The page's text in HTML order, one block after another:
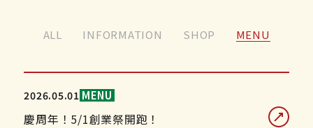
NEWS
PRIVACY POLICY
ALL INFORMATION SHOP MENU
2026.05.01 MENU
慶周年！5/1創業祭開跑！